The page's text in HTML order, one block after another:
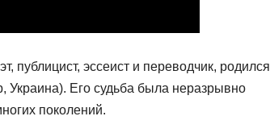
публицист, эссеист и переводчик, родился
Украина). Его судьба была неразрывно
поколений.